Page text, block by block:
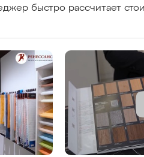
быстро рассчитает